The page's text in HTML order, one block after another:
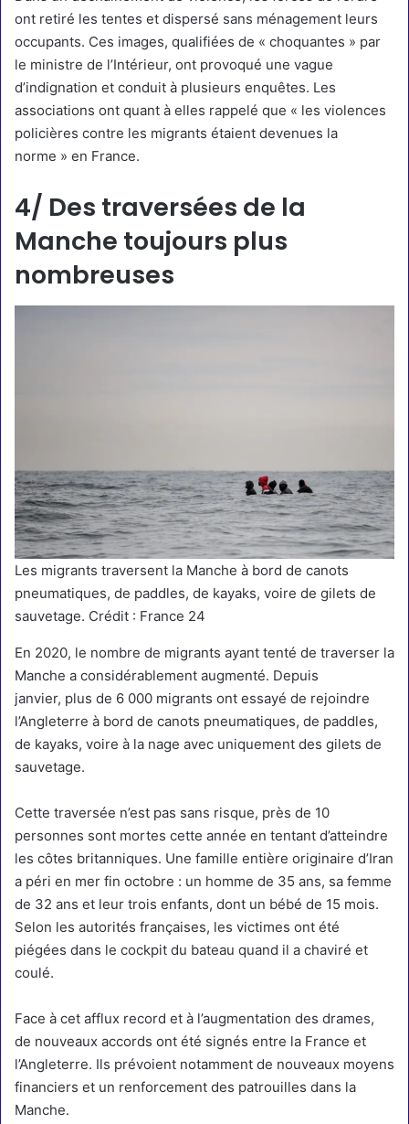
ont retiré les tentes et dispersé sans ménagement leurs
occupants. Ces images, qualifiées de « choquantes » par
le ministre de l’Intérieur, ont provoqué une vague
d’indignation et conduit à plusieurs enquêtes. Les
associations ont quant à elles rappelé que « les violences
policières contre les migrants étaient devenues la
norme » en France.
4/ Des traversées de la
Manche toujours plus
nombreuses
Les migrants traversent la Manche à bord de canots
pneumatiques, de paddles, de kayaks, voire de gilets de
sauvetage. Crédit : France 24
En 2020, le nombre de migrants ayant tenté de traverser la
Manche a considérablement augmenté. Depuis
janvier, plus de 6 000 migrants ont essayé de rejoindre
l’Angleterre à bord de canots pneumatiques, de paddles,
de kayaks, voire à la nage avec uniquement des gilets de
sauvetage.
Cette traversée n’est pas sans risque, près de 10
personnes sont mortes cette année en tentant d’atteindre
les côtes britanniques. Une famille entière originaire d’Iran
a péri en mer fin octobre : un homme de 35 ans, sa femme
de 32 ans et leur trois enfants, dont un bébé de 15 mois.
Selon les autorités françaises, les victimes ont été
piégées dans le cockpit du bateau quand il a chaviré et
coulé.
Face à cet afflux record et à l’augmentation des drames,
de nouveaux accords ont été signés entre la France et
l’Angleterre. Ils prévoient notamment de nouveaux moyens
financiers et un renforcement des patrouilles dans la
Manche.